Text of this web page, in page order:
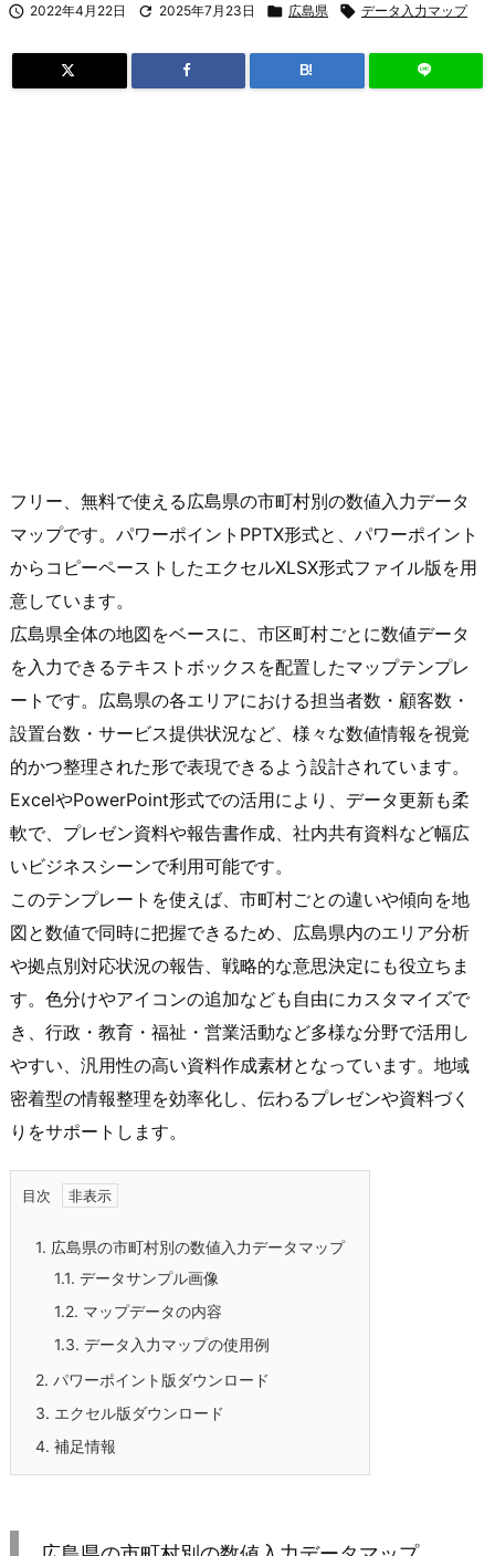
 2022年4月22日  2025年7月23日  広島県  データ入力マップ
B!
フリー、無料で使える広島県の市町村別の数値入力データ
マップです。パワーポイントPPTX形式と、パワーポイント
からコピーペーストしたエクセルXLSX形式ファイル版を用
意しています。
広島県全体の地図をベースに、市区町村ごとに数値データ
を入力できるテキストボックスを配置したマップテンプレ
ートです。広島県の各エリアにおける担当者数・顧客数・
設置台数・サービス提供状況など、様々な数値情報を視覚
的かつ整理された形で表現できるよう設計されています。
ExcelやPowerPoint形式での活用により、データ更新も柔
軟で、プレゼン資料や報告書作成、社内共有資料など幅広
いビジネスシーンで利用可能です。
このテンプレートを使えば、市町村ごとの違いや傾向を地
図と数値で同時に把握できるため、広島県内のエリア分析
や拠点別対応状況の報告、戦略的な意思決定にも役立ちま
す。色分けやアイコンの追加なども自由にカスタマイズで
き、行政・教育・福祉・営業活動など多様な分野で活用し
やすい、汎用性の高い資料作成素材となっています。地域
密着型の情報整理を効率化し、伝わるプレゼンや資料づく
りをサポートします。
目次
1. 広島県の市町村別の数値入力データマップ
1.1. データサンプル画像
1.2. マップデータの内容
1.3. データ入力マップの使用例
2. パワーポイント版ダウンロード
3. エクセル版ダウンロード
4. 補足情報